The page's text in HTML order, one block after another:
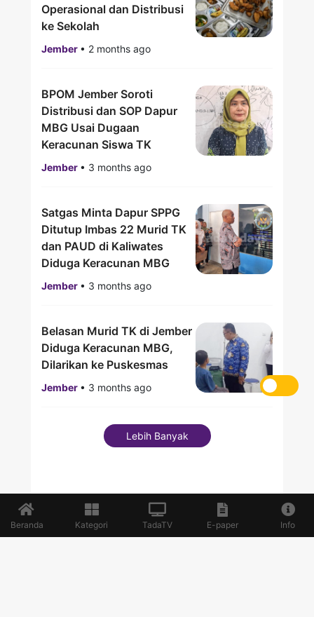
Operasional dan Distribusi
ke Sekolah
Jember • 2 months ago
BPOM Jember Soroti
Distribusi dan SOP Dapur
MBG Usai Dugaan
Keracunan Siswa TK
Jember • 3 months ago
Satgas Minta Dapur SPPG
Ditutup Imbas 22 Murid TK
dan PAUD di Kaliwates
Diduga Keracunan MBG
Jember • 3 months ago
Belasan Murid TK di Jember
Diduga Keracunan MBG,
Dilarikan ke Puskesmas
Jember • 3 months ago
Lebih Banyak
Beranda Kategori TadaTV E-paper Info